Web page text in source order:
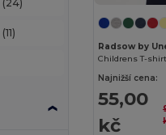
(24)
(11)
Radsow by
Childrens T-shirt
Najnižší cena:
55,00
kč